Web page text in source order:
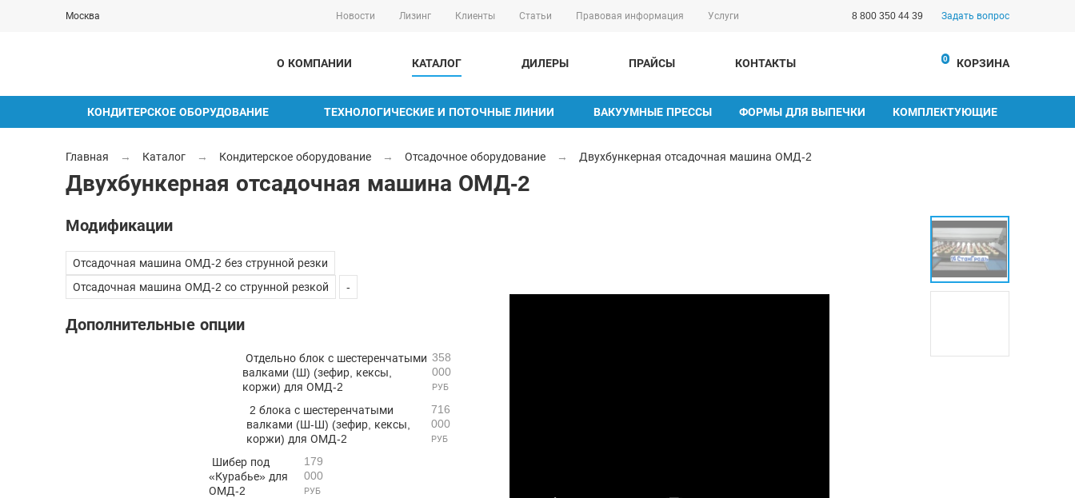
Москва Новости Лизинг Клиенты Статьи Правовая информация Услуги 8 800 350 44 39 Задать вопрос
О КОМПАНИИ КАТАЛОГ ДИЛЕРЫ ПРАЙСЫ КОНТАКТЫ 0 КОРЗИНА
КОНДИТЕРСКОЕ ОБОРУДОВАНИЕ ТЕХНОЛОГИЧЕСКИЕ И ПОТОЧНЫЕ ЛИНИИ ВАКУУМНЫЕ ПРЕССЫ ФОРМЫ ДЛЯ ВЫПЕЧКИ КОМПЛЕКТУЮЩИЕ
Главная → Каталог → Кондитерское оборудование → Отсадочное оборудование → Двухбункерная отсадочная машина ОМД-2
Двухбункерная отсадочная машина ОМД-2
Модификации
Отсадочная машина ОМД-2 без струнной резки
Отсадочная машина ОМД-2 со струнной резкой
-
Дополнительные опции
Отдельно блок с шестеренчатыми
валками (Ш) (зефир, кексы,
коржи) для ОМД-2
358
000
РУБ
2 блока с шестеренчатыми
валками (Ш-Ш) (зефир, кексы,
коржи) для ОМД-2
716
000
РУБ
Шибер под
«Курабье» для
ОМД-2
179
000
РУБ